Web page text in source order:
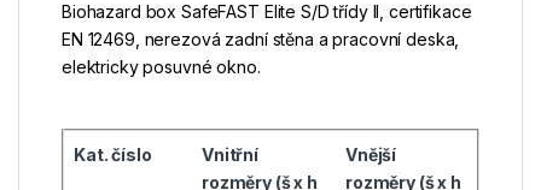
Biohazard box SafeFAST Elite S/D třídy II, certifikace
EN 12469, nerezová zadní stěna a pracovní deska,
elektricky posuvné okno.
Kat. číslo
Vnitřní
rozměry (š x h
Vnější
rozměry (š x h